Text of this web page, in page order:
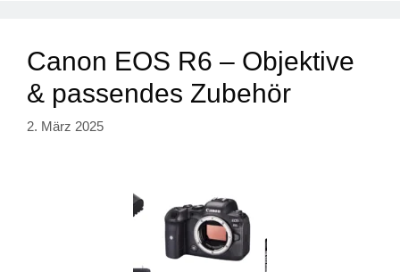
Canon EOS R6 – Objektive
& passendes Zubehör
2. März 2025